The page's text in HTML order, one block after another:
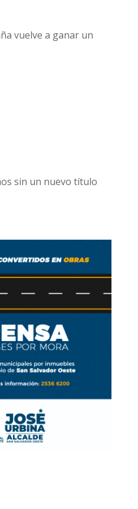
vuelve a ganar un
sin un nuevo título